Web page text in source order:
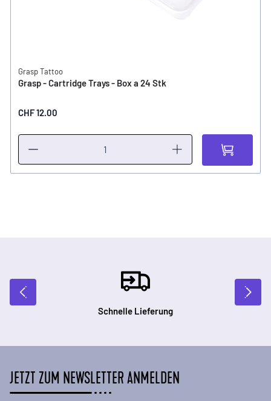
Grasp Tattoo
Grasp - Cartridge Trays - Box a 24 Stk
CHF 12.00
Schnelle Lieferung
JETZT ZUM NEWSLETTER ANMELDEN